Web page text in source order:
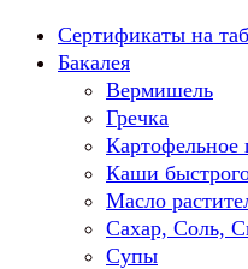
Перейти
содержанию
Сертификаты на
Бакалея
Вермишель
Гречка
Картофельное
Каши
Масло
Сахар, Соль,
Супы